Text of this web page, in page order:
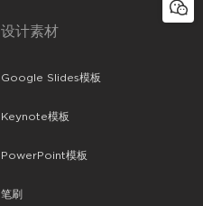
设计素材
Google Slides模板
Keynote模板
PowerPoint模板
笔刷